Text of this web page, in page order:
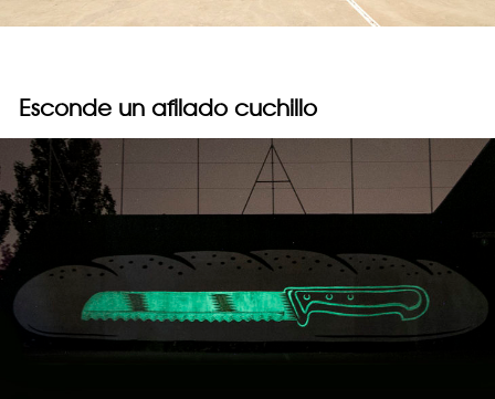
Esconde un afilado cuchillo